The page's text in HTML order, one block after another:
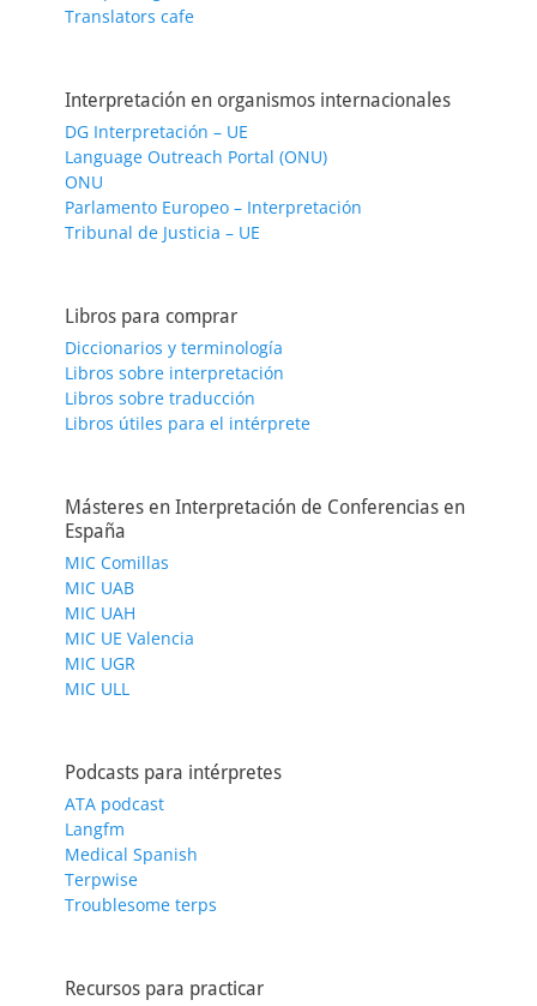
Translators cafe
Interpretación en organismos internacionales
DG Interpretación – UE
Language Outreach Portal (ONU)
ONU
Parlamento Europeo – Interpretación
Tribunal de Justicia – UE
Libros para comprar
Diccionarios y terminología
Libros sobre interpretación
Libros sobre traducción
Libros útiles para el intérprete
Másteres en Interpretación de Conferencias en
España
MIC Comillas
MIC UAB
MIC UAH
MIC UE Valencia
MIC UGR
MIC ULL
Podcasts para intérpretes
ATA podcast
Langfm
Medical Spanish
Terpwise
Troublesome terps
Recursos para practicar